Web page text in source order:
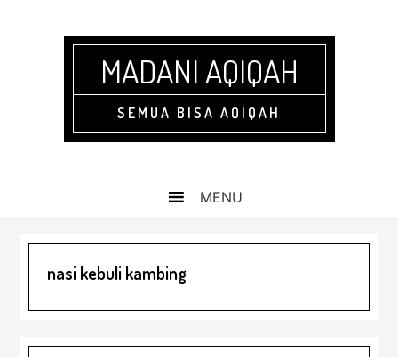
MADANI AQIQAH
SEMUA BISA AQIQAH
nasi kebuli kambing